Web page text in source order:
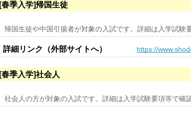
[春季入学]帰国生徒
帰国生徒や中国引揚者が対象の入試です。詳細は入学試験
詳細リンク（外部サイトへ） https://
[春季入学]社会人
社会人の方が対象の入試です。詳細は入学試験要項等で確